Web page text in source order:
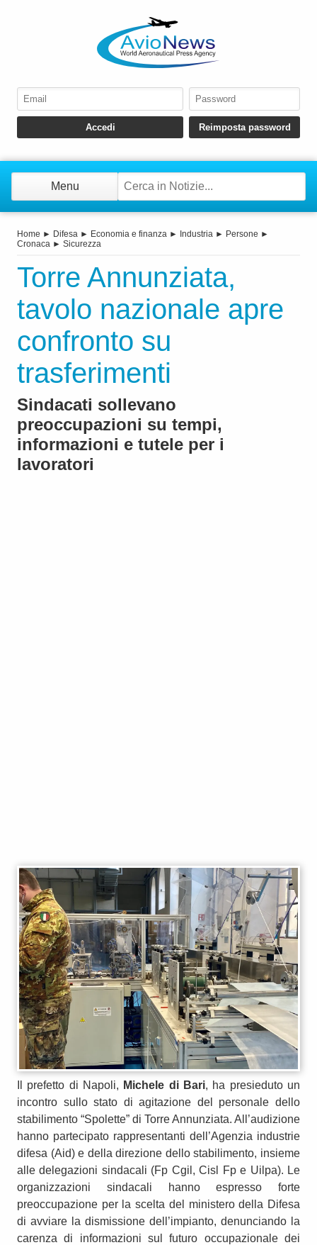
Menu
Home ► Difesa ► Economia e finanza ► Industria ► Persone ►
Cronaca ► Sicurezza
Torre Annunziata,
tavolo nazionale apre
confronto su
trasferimenti
Sindacati sollevano
preoccupazioni su tempi,
informazioni e tutele per i
lavoratori
Il prefetto di Napoli, Michele di Bari, ha presieduto un
incontro sullo stato di agitazione del personale dello
stabilimento “Spolette” di Torre Annunziata. All’audizione
hanno partecipato rappresentanti dell’Agenzia industrie
difesa (Aid) e della direzione dello stabilimento, insieme
alle delegazioni sindacali (Fp Cgil, Cisl Fp e Uilpa). Le
organizzazioni sindacali hanno espresso forte
preoccupazione per la scelta del ministero della Difesa
di avviare la dismissione dell’impianto, denunciando la
carenza di informazioni sul futuro occupazionale dei